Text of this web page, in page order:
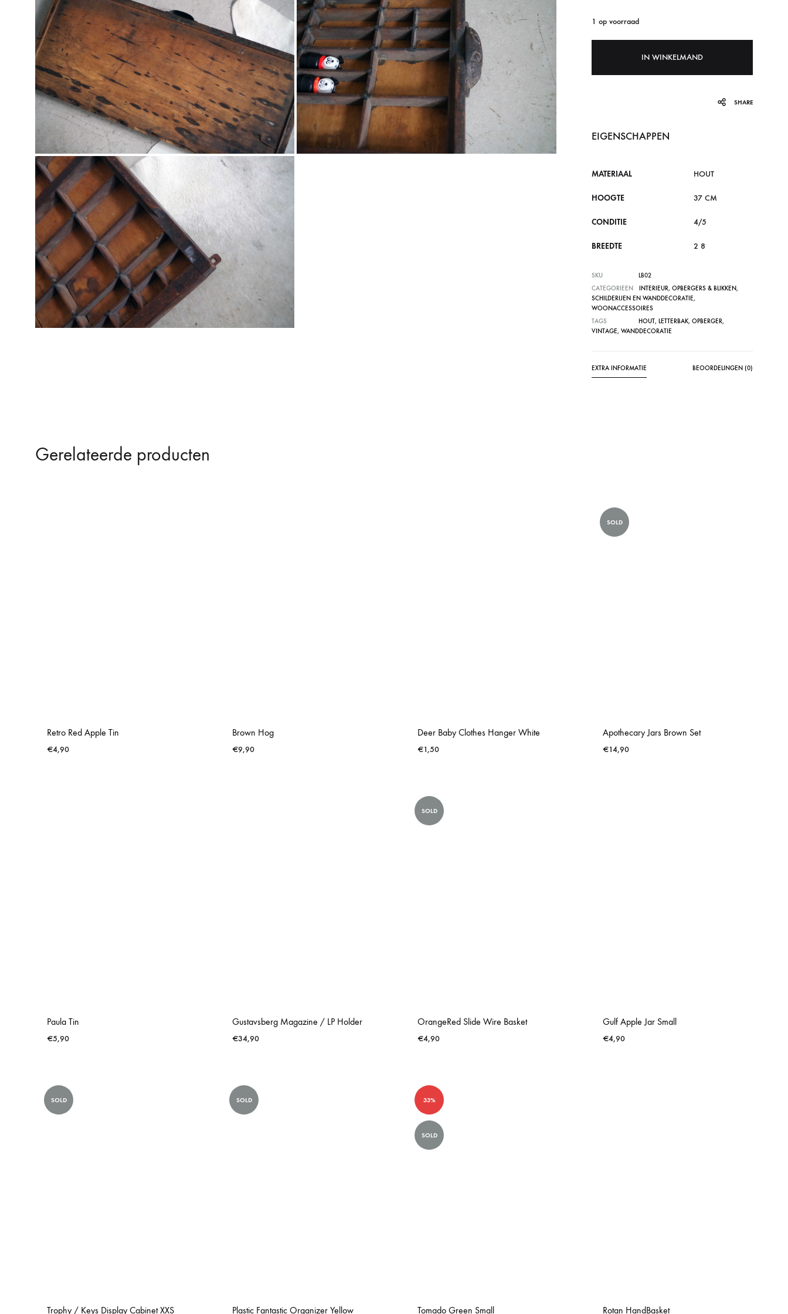
1 op voorraad
IN WINKELMAND
SHARE
EIGENSCHAPPEN
MATERIAAL HOUT
HOOGTE 37 CM
CONDITIE 4/5
BREEDTE 2 8
SKU
LB02
CATEGORIEEN
INTERIEUR, OPBERGERS & BLIKKEN,
SCHILDERIJEN EN WANDDECORATIE,
WOONACCESSOIRES
TAGS
HOUT, LETTERBAK, OPBERGER,
VINTAGE, WANDDECORATIE
EXTRA INFORMATIE BEOORDELINGEN (0)
Gerelateerde producten
Retro Red Apple Tin
€4,90
Brown Hog
€9,90
Deer Baby Clothes Hanger White
€1,50
SOLD
Apothecary Jars Brown Set
€14,90
Paula Tin
€5,90
Gustavsberg Magazine / LP Holder
€34,90
SOLD
OrangeRed Slide Wire Basket
€4,90
Gulf Apple Jar Small
€4,90
SOLD
Trophy / Keys Display Cabinet XXS
SOLD
Plastic Fantastic Organizer Yellow
33%
SOLD
Tomado Green Small Rotan HandBasket